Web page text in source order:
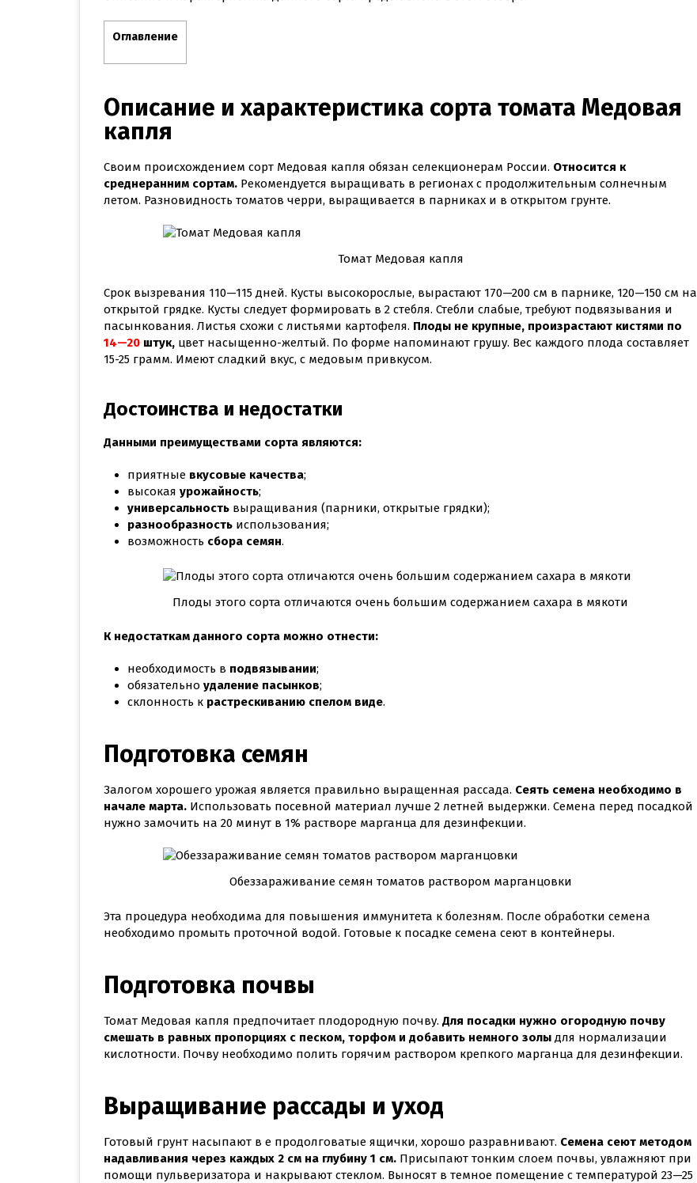
Оглавление
Описание и характеристика сорта томата Медовая
капля
Своим происхождением сорт Медовая капля обязан селекционерам России. Относится к
среднеранним сортам. Рекомендуется выращивать в регионах с продолжительным солнечным
летом. Разновидность томатов черри, выращивается в парниках и в открытом грунте.
Томат Медовая капля
Срок вызревания 110—115 дней. Кусты высокорослые, вырастают 170—200 см в парнике, 120—150 см на
открытой грядке. Кусты следует формировать в 2 стебля. Стебли слабые, требуют подвязывания и
пасынкования. Листья схожи с листьями картофеля. Плоды не крупные, произрастают кистями по
14—20 штук, цвет насыщенно-желтый. По форме напоминают грушу. Вес каждого плода составляет
15-25 грамм. Имеют сладкий вкус, с медовым привкусом.
Достоинства и недостатки
Данными преимуществами сорта являются:
приятные вкусовые качества;
высокая урожайность;
универсальность выращивания (парники, открытые грядки);
разнообразность использования;
возможность сбора семян.
Плоды этого сорта отличаются очень большим содержанием сахара в мякоти
К недостаткам данного сорта можно отнести:
необходимость в подвязывании;
обязательно удаление пасынков;
склонность к растрескиванию спелом виде.
Подготовка семян
Залогом хорошего урожая является правильно выращенная рассада. Сеять семена необходимо в
начале марта. Использовать посевной материал лучше 2 летней выдержки. Семена перед посадкой
нужно замочить на 20 минут в 1% растворе марганца для дезинфекции.
Обеззараживание семян томатов раствором марганцовки
Эта процедура необходима для повышения иммунитета к болезням. После обработки семена
необходимо промыть проточной водой. Готовые к посадке семена сеют в контейнеры.
Подготовка почвы
Томат Медовая капля предпочитает плодородную почву. Для посадки нужно огородную почву
смешать в равных пропорциях с песком, торфом и добавить немного золы для нормализации
кислотности. Почву необходимо полить горячим раствором крепкого марганца для дезинфекции.
Выращивание рассады и уход
Готовый грунт насыпают в е продолговатые ящички, хорошо разравнивают. Семена сеют методом
надавливания через каждых 2 см на глубину 1 см. Присыпают тонким слоем почвы, увлажняют при
помощи пульверизатора и накрывают стеклом. Выносят в темное помещение с температурой 23—25